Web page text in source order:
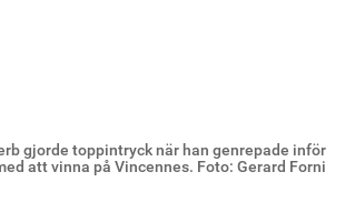
gjorde toppintryck när han genrepade inför
att vinna på Vincennes. Foto: Gerard Forni